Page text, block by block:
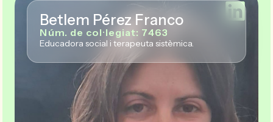
Betlem Pérez Franco
Núm. de col·legiat: 7463
Educadora social i terapeuta sistèmica.